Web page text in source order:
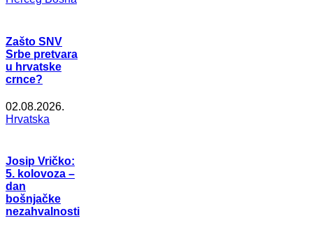
Zašto SNV
Srbe pretvara
u hrvatske
crnce?
02.08.2026.
Hrvatska
Josip Vričko:
5. kolovoza –
dan
bošnjačke
nezahvalnosti